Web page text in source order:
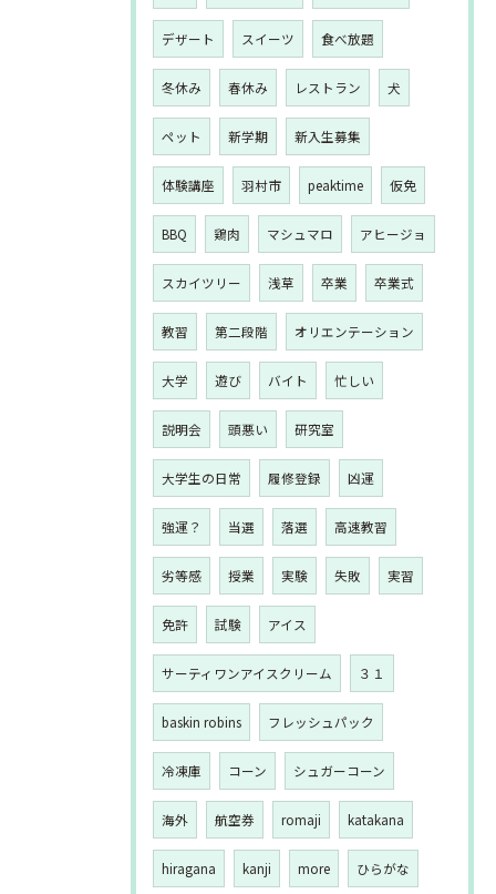
デザート スイーツ 食べ放題
冬休み 春休み レストラン 犬
ペット 新学期 新入生募集
体験講座 羽村市 peaktime 仮免
BBQ 鶏肉 マシュマロ アヒージョ
スカイツリー 浅草 卒業 卒業式
教習 第二段階 オリエンテーション
大学 遊び バイト 忙しい
説明会 頭悪い 研究室
大学生の日常 履修登録 凶運
強運？ 当選 落選 高速教習
劣等感 授業 実験 失敗 実習
免許 試験 アイス
サーティワンアイスクリーム ３１
baskin robins フレッシュパック
冷凍庫 コーン シュガーコーン
海外 航空券 romaji katakana
hiragana kanji more ひらがな